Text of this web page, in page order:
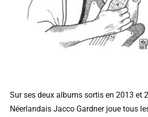
Sur ses deux albums sortis en 2013 et
Néerlandais Jacco Gardner joue tous